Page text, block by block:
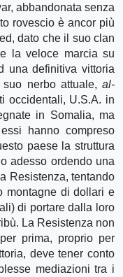
abbandonata senza
rovescio è ancor più
dato che il suo clan
la veloce marcia su
una definitiva vittoria
nerbo attuale, al-
occidentali, U.S.A. in
in Somalia, ma
hanno compreso
paese la struttura
adesso ordendo una
Resistenza, tentando
montagne di dollari e
di portare dalla loro
La Resistenza non
prima, proprio per
deve tener conto
mediazioni tra i